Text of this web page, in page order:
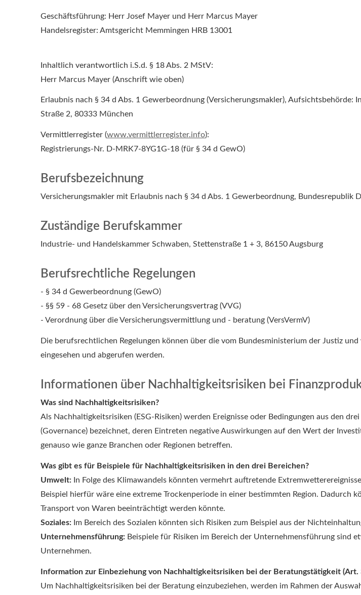
Geschäftsführung: Herr Josef Mayer und Herr Marcus Mayer
Handelsregister: Amtsgericht Memmingen HRB 13001
Inhaltlich verantwortlich i.S.d. § 18 Abs. 2 MStV:
Herr Marcus Mayer (Anschrift wie oben)
Erlaubnis nach § 34 d Abs. 1 Gewerbeordnung (Ver­sicherungs­makler),
Straße 2, 80333 München
Vermittlerregister (www.vermittlerregister.info):
Registrierungs-Nr. D-MRK7-8YG1G-18 (für § 34 d GewO)
Berufsbezeichnung
Ver­sicherungs­makler mit Erlaubnis nach § 34 d Abs. 1 Gewerbeordnung, Bundesrepublik
Zuständige Berufskammer
Industrie- und Handelskammer Schwaben, Stettenstraße 1 + 3, 86150 Augsburg
Berufsrechtliche Regelungen
- § 34 d Gewerbeordnung (GewO)
- §§ 59 - 68 Gesetz über den Versicherungsvertrag (VVG)
- Verordnung über die Versicherungsvermittlung und - beratung (VersVermV)
Die berufsrechtlichen Regelungen können über die vom Bundesministerium der Justiz
eingesehen und abgerufen werden.
Informationen über Nachhaltigkeitsrisiken bei
Was sind Nachhaltigkeitsrisiken?
Als Nachhaltigkeitsrisiken (ESG-Risiken) werden Ereignisse oder Bedingungen aus den
(Governance) bezeichnet, deren Eintreten negative Auswirkungen auf den Wert der
genauso wie ganze Branchen oder Regionen betreffen.
Was gibt es für Beispiele für Nachhaltigkeitsrisiken in den drei Bereichen?
Umwelt: In Folge des Klimawandels könnten vermehrt auftretende
Beispiel hierfür wäre eine extreme Trockenperiode in einer bestimmten Region. Dadurch
Transport von Waren beeinträchtigt werden könnte.
Soziales: Im Bereich des Sozialen könnten sich Risiken zum Beispiel aus der
Unternehmensführung: Beispiele für Risiken im Bereich der Unternehmensführung
Unternehmen.
Information zur Einbeziehung von Nachhaltigkeitsrisiken bei der Beratungstätigkeit (Art.
Um Nachhaltigkeitsrisiken bei der Beratung einzubeziehen, werden im Rahmen der